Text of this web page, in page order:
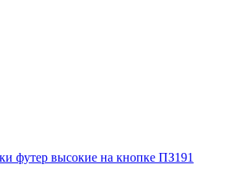
футер высокие на кнопке ПЗ191